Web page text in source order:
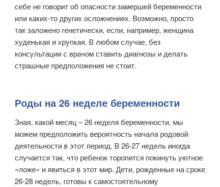
себе не говорит об опасности замершей беременности
или каких-то других осложнениях. Возможно, просто
так заложено генетически, если, например, женщина
худенькая и хрупкая. В любом случае, без
консультации с врачом ставить диагнозы и делать
страшные предположения не стоит.
Роды на 26 неделе беременности
Зная, какой месяц – 26 неделя беременности, мы
можем предположить вероятность начала родовой
деятельности в этот период. В 26-27 недель иногда
случается так, что ребенок торопится покинуть уютное
«ложе» и явиться в этот мир. Дети, рожденные на сроке
26-28 недель, готовы к самостоятельному